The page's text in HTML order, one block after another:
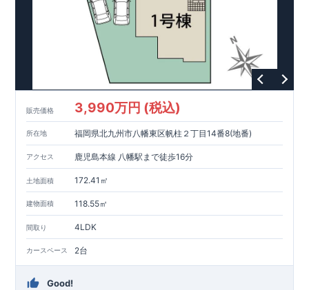
でなく、中古市場でも、長期優良住宅が有利に働きます。
【充実のアフターサポート】
・東栄住宅では、お引渡し後最大10回の無料定期点検と、60年
間の品質保証を実施。
お引渡しからが本当のお付き合いだと考え、アフターサービス
を外部の業者に委託せず、
東栄住宅グループ「東栄ホームサービス株式会社」にて責任を
販売価格 3,990万円 (税込)
所在地 福岡県北九州市八幡東区帆柱２丁目14番8(地番)
アクセス 鹿児島本線 八幡駅まで徒歩16分
土地面積 172.41㎡
建物面積 118.55㎡
間取り 4LDK
カースペース 2台
Good!